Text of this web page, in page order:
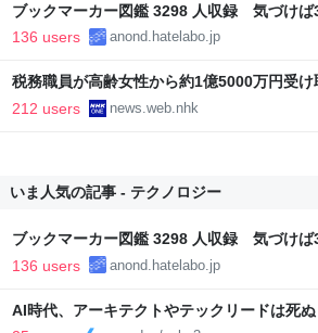
ブックマーカー図鑑 3298 人収録 気づけ
136 users
anond.hatelabo.jp
税務職員が高齢女性から約1億5000万円受
ス
212 users news.web.nhk
いま人気の記事 - テクノロジー
ブックマーカー図鑑 3298 人収録 気づけ
136 users
anond.hatelabo.jp
AI時代、アーキテクトやテックリードは死ぬ